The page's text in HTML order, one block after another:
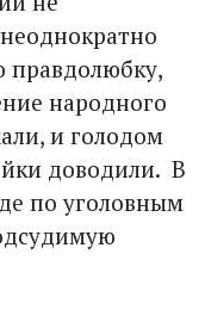
правдолюбку,
народного
и голодом
доводили. В
по уголовным